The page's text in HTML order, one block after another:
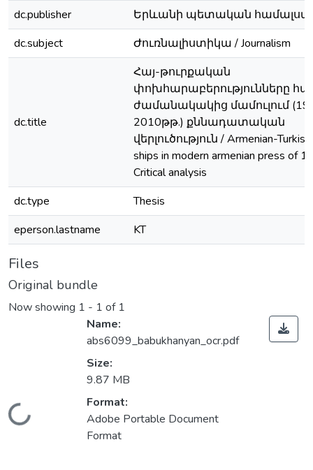
dc.publisher
Երևանի պետական
dc.subject
Ժուռնալիստիկա / Journalism
dc.title
Հայ-թուրքական
փոխհարաբերությունները հայ
ժամանակակից մամուլում
2010թթ.) քննադատական
վերլուծություն / Armenian-
ships in modern armenian press of
Critical analysis
dc.type
Thesis
eperson.lastname
KT
Files
Original bundle
Now showing 1 - 1 of 1
Loading...
Name:
abs6099_babukhanyan_ocr.pdf
Size:
9.87 MB
Format:
Adobe Portable Document
Format